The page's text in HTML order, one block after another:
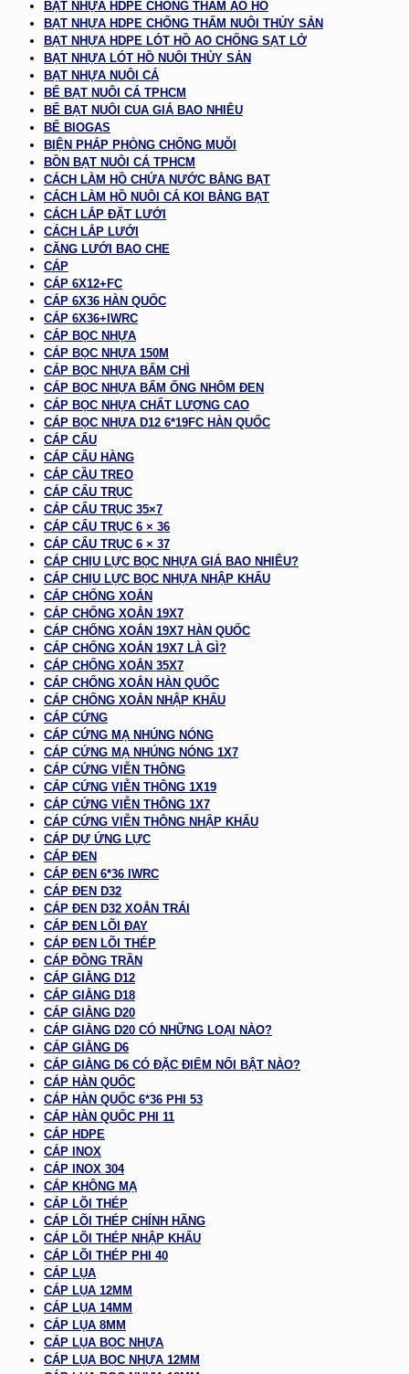
BẠT NHỰA HDPE CHỐNG THẤM AO HỒ
BẠT NHỰA HDPE CHỐNG THẤM NUÔI THỦY SẢN
BẠT NHỰA HDPE LÓT HỒ AO CHỐNG SẠT LỞ
BẠT NHỰA LÓT HỒ NUÔI THỦY SẢN
BẠT NHỰA NUÔI CÁ
BỂ BẠT NUÔI CÁ TPHCM
BỂ BẠT NUÔI CUA GIÁ BAO NHIÊU
BỂ BIOGAS
BIỆN PHÁP PHÒNG CHỐNG MUỖI
BỒN BẠT NUÔI CÁ TPHCM
CÁCH LÀM HỒ CHỨA NƯỚC BẰNG BẠT
CÁCH LÀM HỒ NUÔI CÁ KOI BẰNG BẠT
CÁCH LẮP ĐẶT LƯỚI
CÁCH LẮP LƯỚI
CĂNG LƯỚI BAO CHE
CÁP
CÁP 6X12+FC
CÁP 6X36 HÀN QUỐC
CÁP 6X36+IWRC
CÁP BỌC NHỰA
CÁP BỌC NHỰA 150M
CÁP BỌC NHỰA BẤM CHÌ
CÁP BỌC NHỰA BẤM ỐNG NHÔM ĐEN
CÁP BỌC NHỰA CHẤT LƯỢNG CAO
CÁP BỌC NHỰA D12 6*19FC HÀN QUỐC
CÁP CẨU
CÁP CẨU HÀNG
CÁP CẦU TREO
CÁP CẨU TRỤC
CÁP CẨU TRỤC 35×7
CÁP CẨU TRỤC 6 × 36
CÁP CẨU TRỤC 6 × 37
CÁP CHỊU LỰC BỌC NHỰA GIÁ BAO NHIÊU?
CÁP CHỊU LỰC BỌC NHỰA NHẬP KHẨU
CÁP CHỐNG XOẮN
CÁP CHỐNG XOẮN 19X7
CÁP CHỐNG XOẮN 19X7 HÀN QUỐC
CÁP CHỐNG XOẮN 19X7 LÀ GÌ?
CÁP CHỐNG XOẮN 35X7
CÁP CHỐNG XOẮN HÀN QUỐC
CÁP CHỐNG XOẮN NHẬP KHẨU
CÁP CỨNG
CÁP CỨNG MẠ NHÚNG NÓNG
CÁP CỨNG MẠ NHÚNG NÓNG 1X7
CÁP CỨNG VIỄN THÔNG
CÁP CỨNG VIỄN THÔNG 1X19
CÁP CỨNG VIỄN THÔNG 1X7
CÁP CỨNG VIỄN THÔNG NHẬP KHẨU
CÁP DỰ ỨNG LỰC
CÁP ĐEN
CÁP ĐEN 6*36 IWRC
CÁP ĐEN D32
CÁP ĐEN D32 XOẮN TRÁI
CÁP ĐEN LÕI ĐAY
CÁP ĐEN LÕI THÉP
CÁP ĐỒNG TRẦN
CÁP GIẰNG D12
CÁP GIẰNG D18
CÁP GIẰNG D20
CÁP GIẰNG D20 CÓ NHỮNG LOẠI NÀO?
CÁP GIẰNG D6
CÁP GIẰNG D6 CÓ ĐẶC ĐIỂM NỔI BẬT NÀO?
CÁP HÀN QUỐC
CÁP HÀN QUỐC 6*36 PHI 53
CÁP HÀN QUỐC PHI 11
CÁP HDPE
CÁP INOX
CÁP INOX 304
CÁP KHÔNG MẠ
CÁP LÕI THÉP
CÁP LÕI THÉP CHÍNH HÃNG
CÁP LÕI THÉP NHẬP KHẨU
CÁP LÕI THÉP PHI 40
CÁP LỤA
CÁP LỤA 12MM
CÁP LỤA 14MM
CÁP LỤA 8MM
CÁP LỤA BỌC NHỰA
CÁP LỤA BỌC NHỰA 12MM